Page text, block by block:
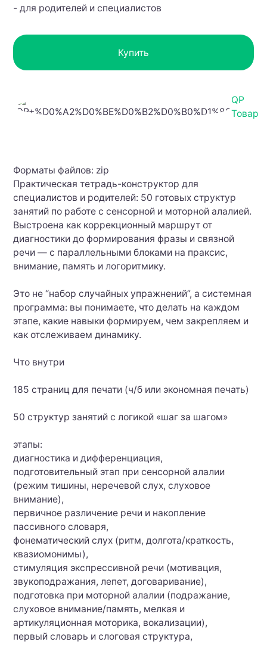
- для родителей и специалистов
Купить
QP
Товар
Форматы файлов: zip
Практическая тетрадь-конструктор для
специалистов и родителей: 50 готовых структур
занятий по работе с сенсорной и моторной алалией.
Выстроена как коррекционный маршрут от
диагностики до формирования фразы и связной
речи — с параллельными блоками на праксис,
внимание, память и логоритмику.
Это не “набор случайных упражнений”, а системная
программа: вы понимаете, что делать на каждом
этапе, какие навыки формируем, чем закрепляем и
как отслеживаем динамику.
Что внутри
185 страниц для печати (ч/б или экономная печать)
50 структур занятий с логикой «шаг за шагом»
этапы:
диагностика и дифференциация,
подготовительный этап при сенсорной алалии
(режим тишины, неречевой слух, слуховое
внимание),
первичное различение речи и накопление
пассивного словаря,
фонематический слух (ритм, долгота/краткость,
квазиомонимы),
стимуляция экспрессивной речи (мотивация,
звукоподражания, лепет, договаривание),
подготовка при моторной алалии (подражание,
слуховое внимание/память, мелкая и
артикуляционная моторика, вокализации),
первый словарь и слоговая структура,